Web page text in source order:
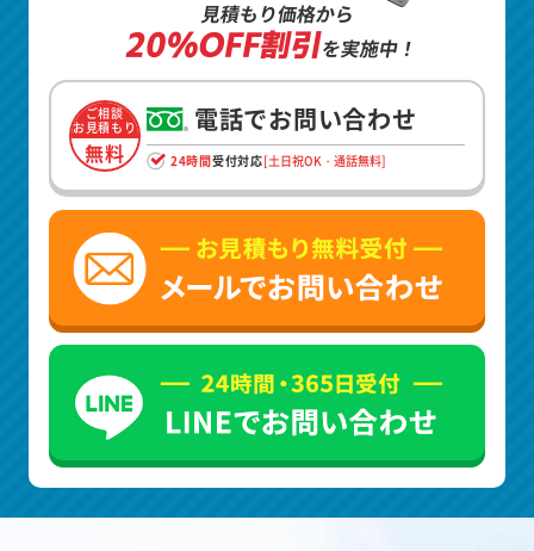
見積もり価格から
20%OFF割引を実施中！
ご相談
お見積もり
無料
電話でお問い合わせ
24時間受付対応[土日祝OK・通話無料]